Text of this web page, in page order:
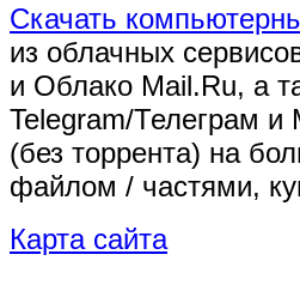
Скачать
из облачных
и Облако Mail.Ru, а
Telegram/Телеграм и
(без торрента) на
файлом / частями,
Карта сайта